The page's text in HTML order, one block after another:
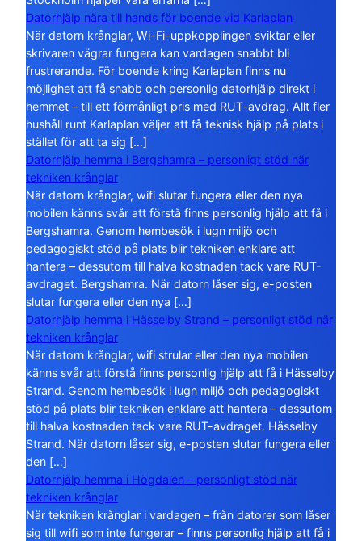
Datorhjälp nära till hands för boende vid Karlaplan
När datorn krånglar, Wi-Fi-uppkopplingen sviktar eller
skrivaren vägrar fungera kan vardagen snabbt bli
frustrerande. För boende kring Karlaplan finns nu
möjlighet att få snabb och personlig datorhjälp direkt i
hemmet – till ett förmånligt pris med RUT-avdrag. Allt fler
hushåll runt Karlaplan väljer att få teknisk hjälp på plats i
stället för att ta sig […]
Datorhjälp hemma i Bergshamra – personligt stöd när
tekniken krånglar
När datorn krånglar, wifi slutar fungera eller den nya
mobilen känns svår att förstå finns personlig hjälp att få i
Bergshamra. Genom hembesök i lugn miljö och
pedagogiskt stöd på plats blir tekniken enklare att
hantera – dessutom till halva kostnaden tack vare RUT-
avdraget. Bergshamra. När datorn låser sig, e-posten
slutar fungera eller den nya […]
Datorhjälp hemma i Hässelby Strand – personligt stöd när
tekniken krånglar
När datorn krånglar, wifi strular eller den nya mobilen
känns svår att förstå finns personlig hjälp att få i Hässelby
Strand. Genom hembesök i lugn miljö och pedagogiskt
stöd på plats blir tekniken enklare att hantera – dessutom
till halva kostnaden tack vare RUT-avdraget. Hässelby
Strand. När datorn låser sig, e-posten slutar fungera eller
den […]
Datorhjälp hemma i Högdalen – personligt stöd när
tekniken krånglar
När tekniken krånglar i vardagen – från datorer som låser
sig till wifi som inte fungerar – finns personlig hjälp att få i